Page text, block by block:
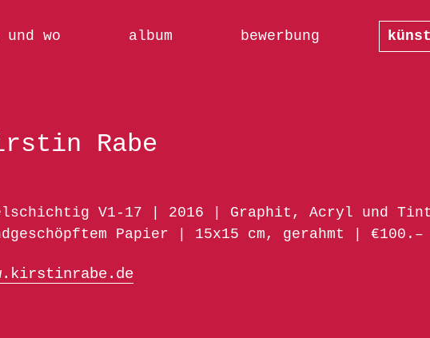
und wo album bewerbung
Rabe
V1-17 | 2016 | Graphit, Acryl und
Papier | 15x15 cm, gerahmt | €100.–